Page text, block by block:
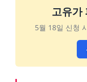
고유가
5월 18일 신청